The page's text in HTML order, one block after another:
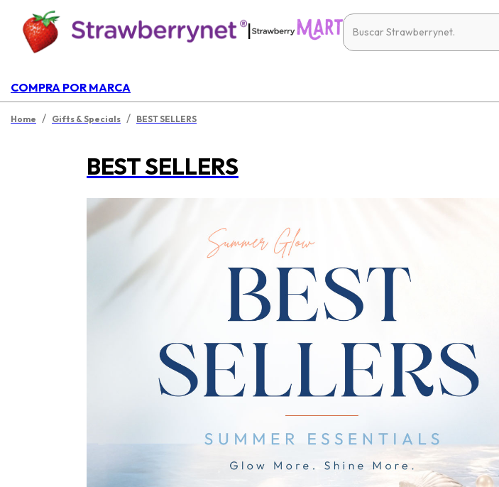
|
COMPRA POR MARCA
Home / Gifts & Specials / BEST SELLERS
BEST SELLERS